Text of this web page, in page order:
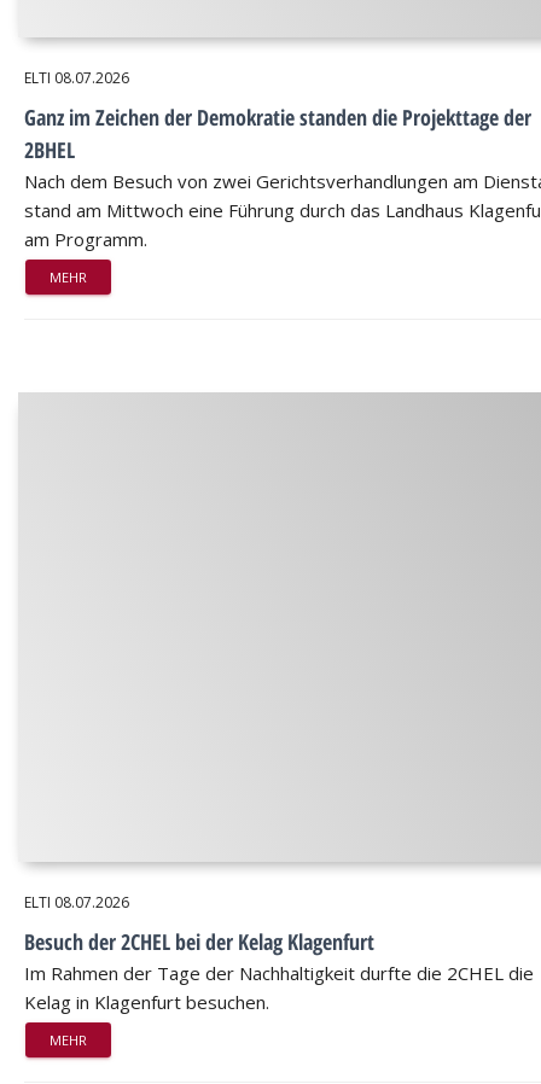
ELTI 08.07.2026
Ganz im Zeichen der Demokratie standen die Projekttage der
2BHEL
Nach dem Besuch von zwei Gerichtsverhandlungen am
stand am Mittwoch eine Führung durch das Landhaus
am Programm.
MEHR
ELTI 08.07.2026
Besuch der 2CHEL bei der Kelag Klagenfurt
Im Rahmen der Tage der Nachhaltigkeit durfte die 2CHEL die
Kelag in Klagenfurt besuchen.
MEHR